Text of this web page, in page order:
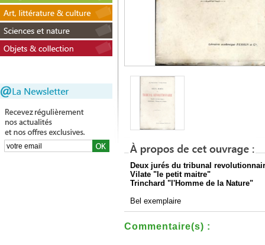
Deux jurés du tribunal
Vilate "le petit maitre"
Trinchard "l'Homme de la Nature"
Bel exemplaire
Commentaire(s) :